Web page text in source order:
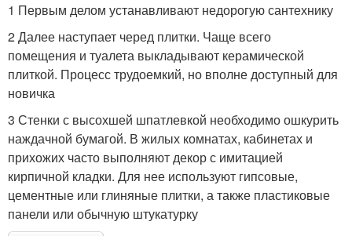
1 Первым делом устанавливают недорогую сантехнику
2 Далее наступает черед плитки. Чаще всего
помещения и туалета выкладывают керамической
плиткой. Процесс трудоемкий, но вполне доступный для
новичка
3 Стенки с высохшей шпатлевкой необходимо ошкурить
наждачной бумагой. В жилых комнатах, кабинетах и
прихожих часто выполняют декор с имитацией
кирпичной кладки. Для нее используют гипсовые,
цементные или глиняные плитки, а также пластиковые
панели или обычную штукатурку